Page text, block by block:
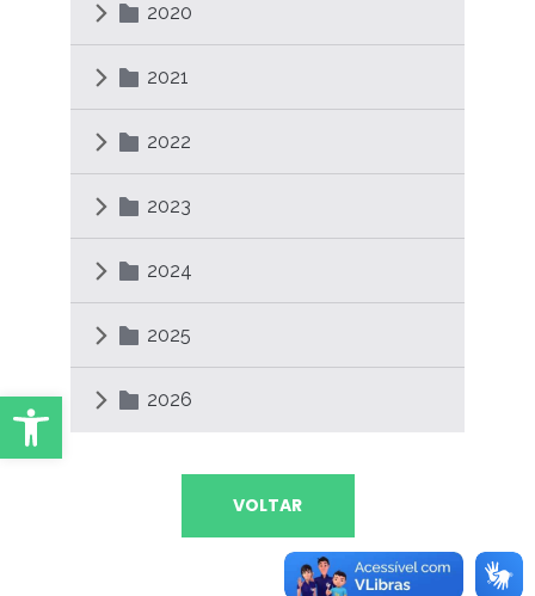
Abrir Ferramentas
2020
2021
2022
2023
2024
2025
2026
VOLTAR